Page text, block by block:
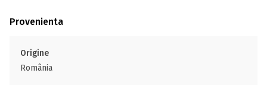
Provenienta
Origine
România